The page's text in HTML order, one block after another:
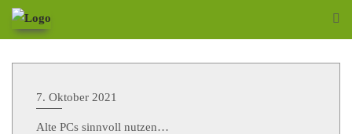
7. Oktober 2021
Alte PCs sinnvoll nutzen…